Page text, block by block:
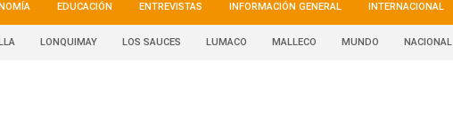
EDUCACIÓN ENTREVISTAS INFORMACIÓN GENERAL INTERNACIONAL
LONQUIMAY LOS SAUCES LUMACO MALLECO MUNDO NACIONAL